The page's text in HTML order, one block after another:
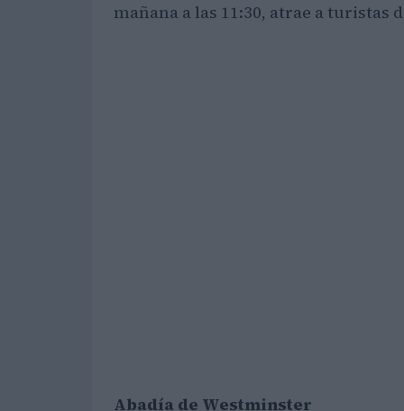
mañana a las 11:30, atrae a turistas
Abadía de Westminster